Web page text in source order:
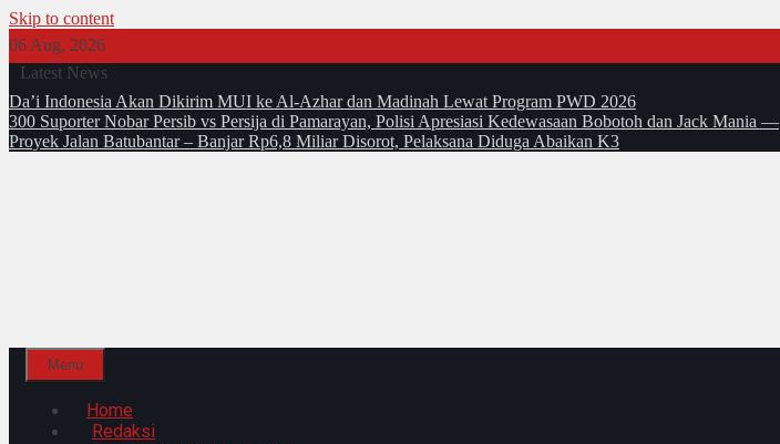
Skip to content
06 Aug, 2026
Latest News
Da’i Indonesia Akan Dikirim MUI ke Al-Azhar dan Madinah Lewat Program PWD 2026
300 Suporter Nobar Persib vs Persija di Pamarayan, Polisi Apresiasi Kedewasaan Bobotoh dan Jack Mania —
Proyek Jalan Batubantar – Banjar Rp6,8 Miliar Disorot, Pelaksana Diduga Abaikan K3
Menu
Home
Redaksi